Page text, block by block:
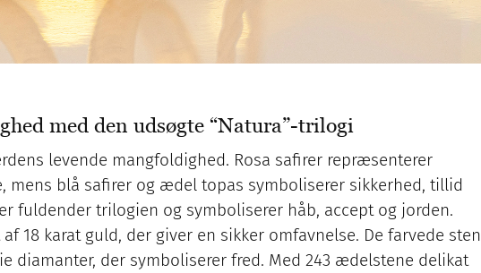
med den udsøgte “Natura”-trilogi
levende mangfoldighed. Rosa safirer repræsenterer
mens blå safirer og ædel topas symboliserer sikkerhed, tillid
fuldender trilogien og symboliserer håb, accept og jorden.
18 karat guld, der giver en sikker omfavnelse. De farvede sten
diamanter, der symboliserer fred. Med 243 ædelstene delikat